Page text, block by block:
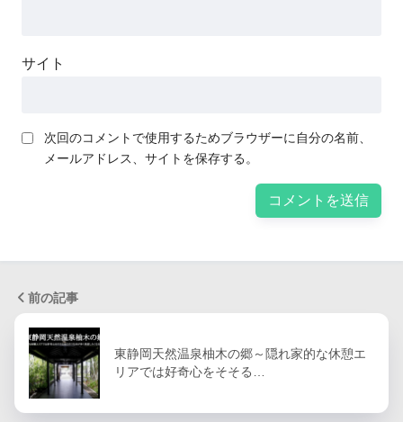
サイト
次回のコメントで使用するためブラウザーに自分の名前、
メールアドレス、サイトを保存する。
前の記事
東静岡天然温泉柚木の郷～隠れ家的な休憩エ
リアでは好奇心をそそる…